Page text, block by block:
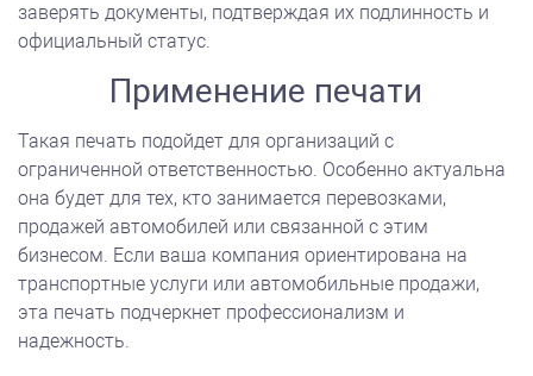
заверять документы, подтверждая их подлинность и
официальный статус.
Применение печати
Такая печать подойдет для организаций с
ограниченной ответственностью. Особенно актуальна
она будет для тех, кто занимается перевозками,
продажей автомобилей или связанной с этим
бизнесом. Если ваша компания ориентирована на
транспортные услуги или автомобильные продажи,
эта печать подчеркнет профессионализм и
надежность.